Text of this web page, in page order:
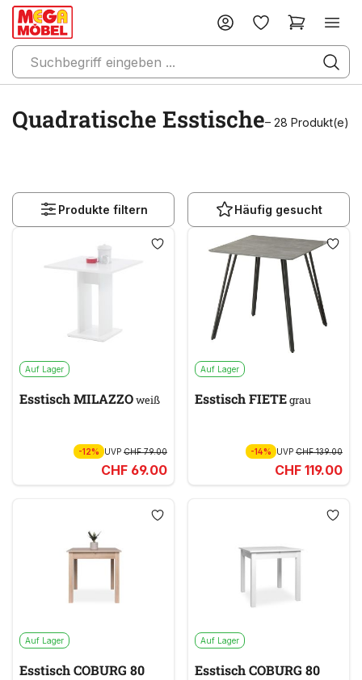
Quadratische Esstische– 28 Produkt(e)
Produkte filtern Häufig gesucht
Auf Lager
Esstisch MILAZZOweiß
-12% UVP CHF 79.00
CHF 69.00
Auf Lager
Esstisch FIETEgrau
-14% UVPCHF 139.00
CHF 119.00
Auf Lager
Esstisch COBURG 80
Auf Lager
Esstisch COBURG 80